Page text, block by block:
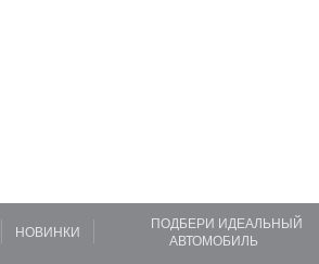
НОВИНКИ
ПОДБЕРИ ИДЕАЛЬНЫЙ
АВТОМОБИЛЬ